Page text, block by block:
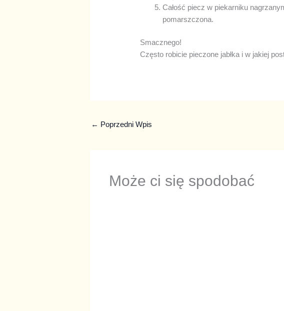
Całość piecz w piekarniku
pomarszczona.
Smacznego!
Często robicie pieczone jabłka i w jakiej
← Poprzedni Wpis
Może ci się spodobać